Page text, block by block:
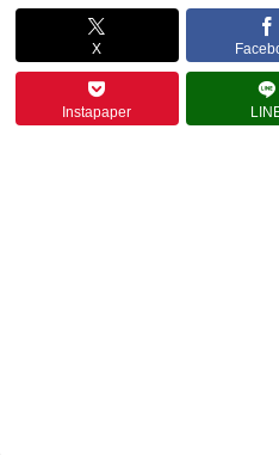
X
Instapaper